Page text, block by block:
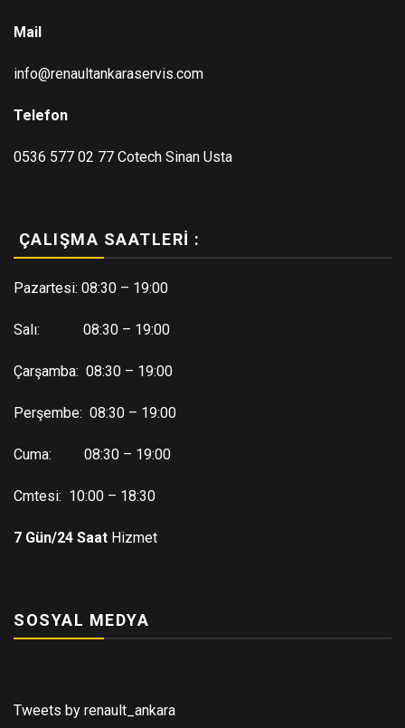
Mail
info@renaultankaraservis.com
Telefon
0536 577 02 77 Cotech Sinan Usta
ÇALIŞMA SAATLERI :
Pazartesi: 08:30 – 19:00
Salı: 08:30 – 19:00
Çarşamba: 08:30 – 19:00
Perşembe: 08:30 – 19:00
Cuma: 08:30 – 19:00
Cmtesi: 10:00 – 18:30
7 Gün/24 Saat Hizmet
SOSYAL MEDYA
Tweets by renault_ankara